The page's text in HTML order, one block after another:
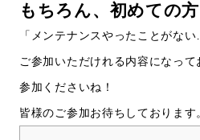
もちろん、初めての方
「メンテナンスやったことがな
ご参加いただけれる内容になっ
参加くださいね！
皆様のご参加お待ちしております